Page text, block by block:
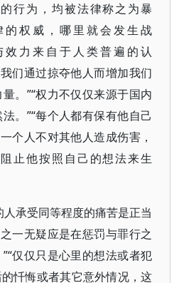
行为，均被法律称之为暴
的权威，哪里就会发生战
效力来自于人类普遍的认
们通过掠夺他人而增加我们
。”“权力不仅仅来源于国内
。”“每个人都有保有他自己
个人不对其他人造成伤害，
止他按照自己的想法来生
人承受同等程度的痛苦是正当
一无疑应是在惩罚与罪行之
仅仅只是心里的想法或者犯
忏悔或者其它意外情况，这